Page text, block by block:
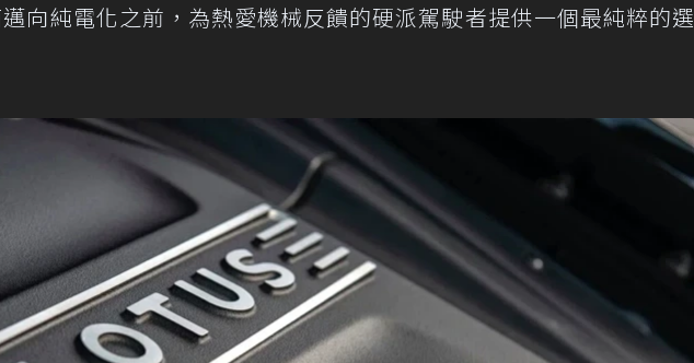
向純電化之前，為熱愛機械反饋的硬派駕駛者提供一個最純粹的選